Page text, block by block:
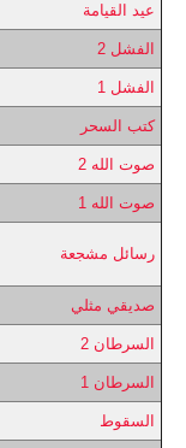
عيد القيامة
الفشل 2
الفشل 1
كتب السحر
صوت الله 2
صوت الله 1
رسائل مشجعة
صديقي مثلي
السرطان 2
السرطان 1
السقوط